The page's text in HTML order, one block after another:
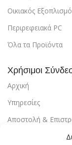
Οικιακός
Περιρεφειακά PC
Όλα τα Προϊόντα
Χρήσιμοι
Αρχική
Υπηρεσίες
Αποστολή &